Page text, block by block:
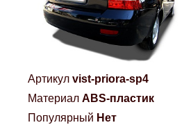
Артикул vist-priora-sp4
Материал ABS-пластик
Популярный Нет